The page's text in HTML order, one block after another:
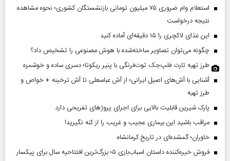
استعلام وام ضروری ۷۵ میلیون تومانی بازنشستگان کشوری؛ نحوه مشاهده
نتیجه درخواست
این غذای لاکچری را ۱۵ دقیقه‌ای آماده کنید
چگونه می‌توان تصاویر ساخته‌شده با هوش مصنوعی را تشخیص داد؟
طرز تهیه تارت فلپ‌جک توت‌فرنگی با پنیر ریکوتا؛ دسری ساده و خوشمزه
آشنایی با آش‌های اصیل ایرانی؛ از آش عباسعلی تا آش ترخینه + خواص و
طرز تهیه
پارک شیرین قابلیت‌ بالایی برای اجرای پروژهای تفریحی دارد
مراقب باشید این بیماری عجیب و غریب را از کنه نگیرید!
خاوران؛ گمشده‌ای در تاریخ کرمانشاه
فروش خیره‌کننده داستان اسباب‌بازی ۵؛ بزرگ‌ترین افتتاحیه سال برای پیکسار